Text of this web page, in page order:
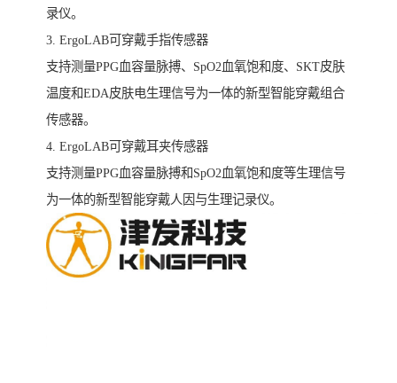
录仪。
3. ErgoLAB可穿戴手指传感器
支持测量PPG血容量脉搏、SpO2血氧饱和度、SKT皮肤
温度和EDA皮肤电生理信号为一体的新型智能穿戴组合
传感器。
4. ErgoLAB可穿戴耳夹传感器
支持测量PPG血容量脉搏和SpO2血氧饱和度等生理信号
为一体的新型智能穿戴人因与生理记录仪。